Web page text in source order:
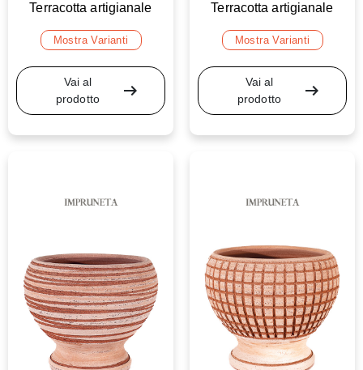
Terracotta artigianale
Mostra Varianti
Vai al
prodotto
arrow_right_alt
Terracotta artigianale
Mostra Varianti
Vai al
prodotto
arrow_right_alt